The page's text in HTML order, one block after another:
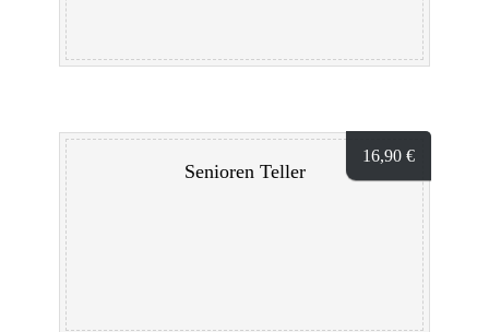
16,90 €
Senioren Teller